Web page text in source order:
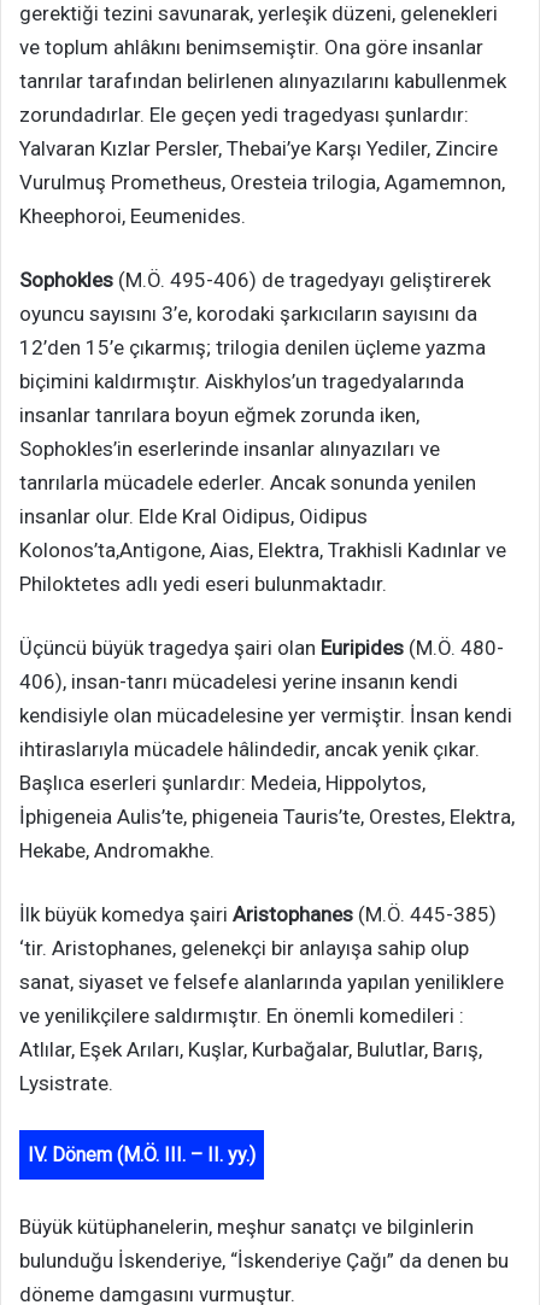
gerektiği tezini savunarak, yerleşik düzeni, gelenekleri
ve toplum ahlâkını benimsemiştir. Ona göre insanlar
tanrılar tarafından belirlenen alınyazılarını kabullenmek
zorundadırlar. Ele geçen yedi tragedyası şunlardır:
Yalvaran Kızlar Persler, Thebai’ye Karşı Yediler, Zincire
Vurulmuş Prometheus, Oresteia trilogia, Agamemnon,
Kheephoroi, Eeumenides.
Sophokles (M.Ö. 495-406) de tragedyayı geliştirerek
oyuncu sayısını 3’e, korodaki şarkıcıların sayısını da
12’den 15’e çıkarmış; trilogia denilen üçleme yazma
biçimini kaldırmıştır. Aiskhylos’un tragedyalarında
insanlar tanrılara boyun eğmek zorunda iken,
Sophokles’in eserlerinde insanlar alınyazıları ve
tanrılarla mücadele ederler. Ancak sonunda yenilen
insanlar olur. Elde Kral Oidipus, Oidipus
Kolonos’ta,Antigone, Aias, Elektra, Trakhisli Kadınlar ve
Philoktetes adlı yedi eseri bulunmaktadır.
Üçüncü büyük tragedya şairi olan Euripides (M.Ö. 480-
406), insan-tanrı mücadelesi yerine insanın kendi
kendisiyle olan mücadelesine yer vermiştir. İnsan kendi
ihtiraslarıyla mücadele hâlindedir, ancak yenik çıkar.
Başlıca eserleri şunlardır: Medeia, Hippolytos,
İphigeneia Aulis’te, phigeneia Tauris’te, Orestes, Elektra,
Hekabe, Andromakhe.
İlk büyük komedya şairi Aristophanes (M.Ö. 445-385)
‘tir. Aristophanes, gelenekçi bir anlayışa sahip olup
sanat, siyaset ve felsefe alanlarında yapılan yeniliklere
ve yenilikçilere saldırmıştır. En önemli komedileri :
Atlılar, Eşek Arıları, Kuşlar, Kurbağalar, Bulutlar, Barış,
Lysistrate.
IV. Dönem (M.Ö. III. – II. yy.)
Büyük kütüphanelerin, meşhur sanatçı ve bilginlerin
bulunduğu İskenderiye, “İskenderiye Çağı” da denen bu
döneme damgasını vurmuştur.